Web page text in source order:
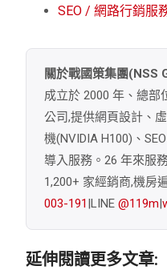
SEO / 網路行銷服
關於戰國策集團(NSS
成立於 2000 年、總部
公司,提供網頁設計、
機(NVIDIA H100)、
導入服務。26 年來服
1,200+ 家經銷商,機房
003-191|LINE@119m|
延伸閱讀更多文章: